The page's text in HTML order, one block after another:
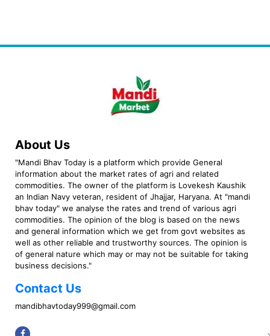
About Us
"Mandi Bhav Today is a platform which provide General
information about the market rates of agri and related
commodities. The owner of the platform is Lovekesh Kaushik
an Indian Navy veteran, resident of Jhajjar, Haryana. At "mandi
bhav today" we analyse the rates and trend of various agri
commodities. The opinion of the blog is based on the news
and general information which we get from govt websites as
well as other reliable and trustworthy sources. The opinion is
of general nature which may or may not be suitable for taking
business decisions."
Contact Us
mandibhavtoday999@gmail.com